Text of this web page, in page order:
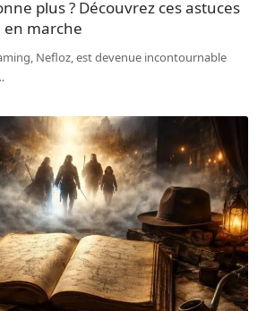
plus ? Découvrez ces astuces
marche
Nefloz, est devenue incontournable